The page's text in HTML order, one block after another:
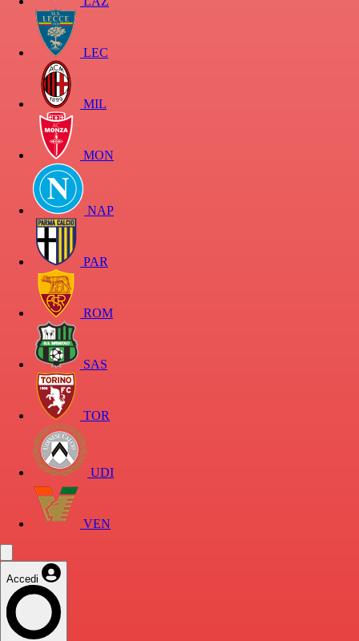
LEC
MIL
MON
NAP
PAR
ROM
SAS
TOR
UDI
VEN
Accedi